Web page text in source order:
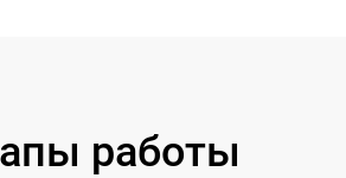
работы